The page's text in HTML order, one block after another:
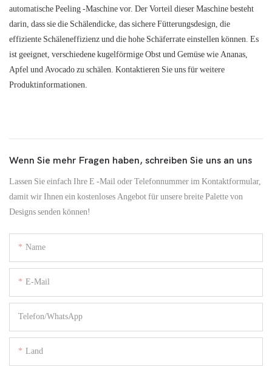
automatische Peeling -Maschine vor. Der Vorteil dieser Maschine besteht
darin, dass sie die Schälendicke, das sichere Fütterungsdesign, die
effiziente Schäleneffizienz und die hohe Schäferrate einstellen können. Es
ist geeignet, verschiedene kugelförmige Obst und Gemüse wie Ananas,
Apfel und Avocado zu schälen. Kontaktieren Sie uns für weitere
Produktinformationen.
Wenn Sie mehr Fragen haben, schreiben Sie uns an uns
Lassen Sie einfach Ihre E -Mail oder Telefonnummer im Kontaktformular,
damit wir Ihnen ein kostenloses Angebot für unsere breite Palette von
Designs senden können!
Name
E-Mail
Telefon/WhatsApp
Land